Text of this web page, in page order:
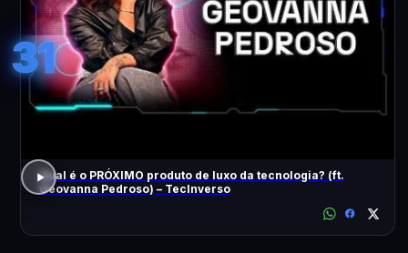
31
Qual é o PRÓXIMO produto de luxo da tecnologia? (ft.
Geovanna Pedroso) – TecInverso